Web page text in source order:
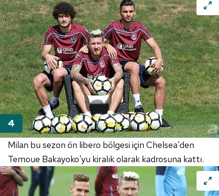
Milan bu sezon ön libero bölgesi için Chelsea'den
Temoue Bakayoko'yu kiralık olarak kadrosuna kattı.